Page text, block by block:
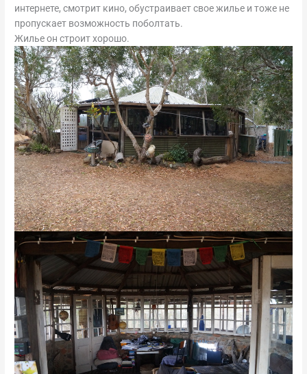
интернете, смотрит кино, обустраивает свое жилье и тоже не
пропускает возможность поболтать.
Жилье он строит хорошо.